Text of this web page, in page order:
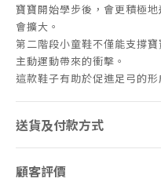
寶寶開始學步後，會更積極
會擴大。
第二階段小童鞋不僅能支撐
主動運動帶來的衝擊。
這款鞋子有助於促進足弓的
送貨及付款方式
顧客評價